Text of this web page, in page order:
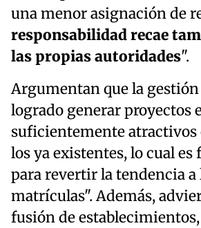
una menor asignación de
responsabilidad recae
las propias autoridades".
Argumentan que la
logrado generar proyectos
suficientemente atractivos
los ya existentes, lo cual
para revertir la tendencia a
matrículas". Además,
fusión de